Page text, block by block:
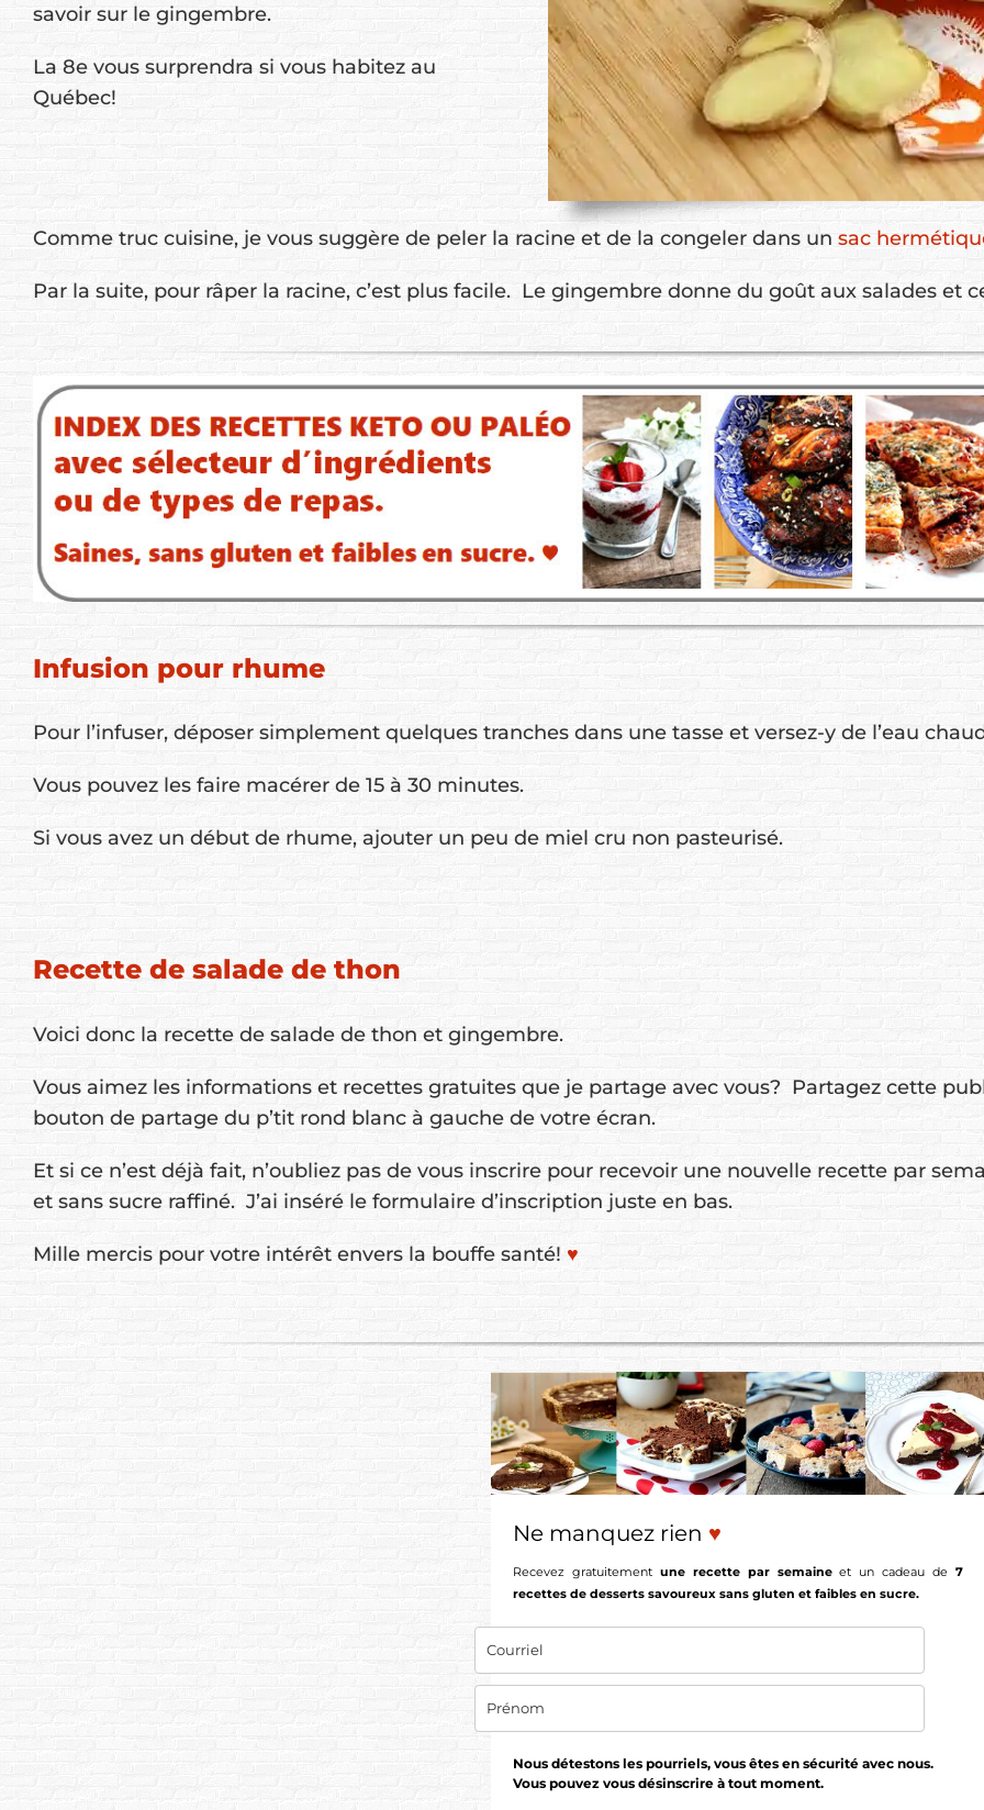
savoir sur le gingembre.
La 8e vous surprendra si vous habitez au
Québec!
Comme truc cuisine, je vous suggère de peler la racine et de la congeler dans un sac
Par la suite, pour râper la racine, c’est plus facile. Le gingembre donne du goût aux salades et
Infusion pour rhume
Pour l’infuser, déposer simplement quelques tranches dans une tasse et versez-y de l’eau
Vous pouvez les faire macérer de 15 à 30 minutes.
Si vous avez un début de rhume, ajouter un peu de miel cru non pasteurisé.
Recette de salade de thon
Voici donc la recette de salade de thon et gingembre.
Vous aimez les informations et recettes gratuites que je partage avec vous? Partagez cette
bouton de partage du p’tit rond blanc à gauche de votre écran.
Et si ce n’est déjà fait, n’oubliez pas de vous inscrire pour recevoir une nouvelle recette par
et sans sucre raffiné. J’ai inséré le formulaire d’inscription juste en bas.
Mille mercis pour votre intérêt envers la bouffe santé! ♥
Ne manquez rien ♥
Recevez gratuitement une recette par semaineet un cadeau de7
recettes de desserts savoureux sans gluten et faibles en sucre.
Nous détestons les pourriels, vous êtes en sécurité avec nous.
Vous pouvez vous désinscrire à tout moment.